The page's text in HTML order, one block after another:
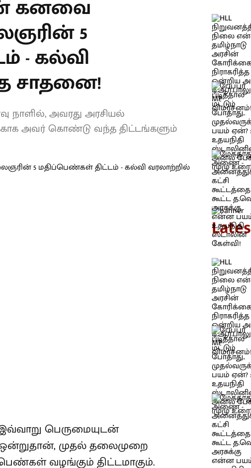
கனவை
5
- கல்வி
சாதனை!
அவரது அரசியல்
அவர் கொண்டு வந்த
பெருமையுடன்
Latest